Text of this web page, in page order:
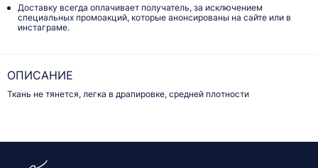
Доставку всегда оплачивает получатель, за исключением
специальных промоакций, которые анонсированы на сайте или в
инстаграме.
ОПИСАНИЕ
Ткань не тянется, легка в драпировке, средней плотности